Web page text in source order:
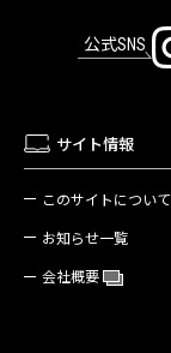
公式SNS
サイト情報
このサイトについて
お知らせ一覧
会社概要